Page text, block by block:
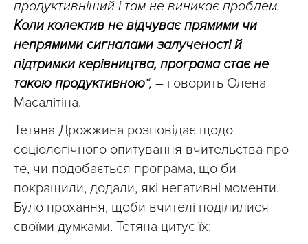
продуктивніший і там не виникає проблем.
Коли колектив не відчуває прямими чи
непрямими сигналами залученості й
підтримки керівництва, програма стає не
такою продуктивною“, – говорить Олена
Масалітіна.
Тетяна Дрожжина розповідає щодо
соціологічного опитування вчительства про
те, чи подобається програма, що би
покращили, додали, які негативні моменти.
Було прохання, щоби вчителі поділилися
своїми думками. Тетяна цитує їх: